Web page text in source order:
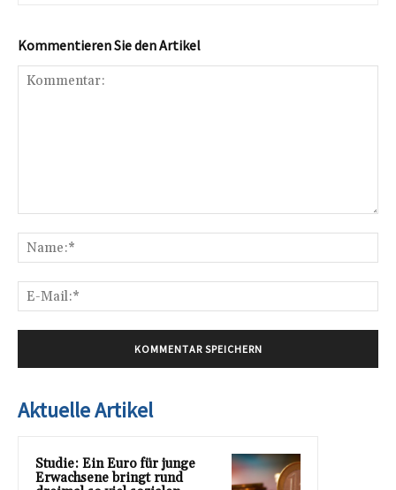
Kommentieren Sie den Artikel
Aktuelle Artikel
Studie: Ein Euro für junge
Erwachsene bringt rund